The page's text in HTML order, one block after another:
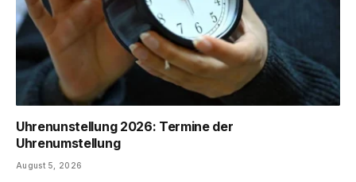
Uhrenunstellung 2026: Termine der
Uhrenumstellung
August 5, 2026